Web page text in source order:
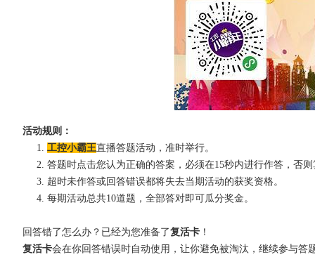
活动规则：
1. 工控小霸王直播答题活动，准时举行。
2. 答题时点击您认为正确的答案，必须在15秒内进行作答，否
3. 超时未作答或回答错误都将失去当期活动的获奖资格。
4. 每期活动总共10道题，全部答对即可瓜分奖金。
回答错了怎么办？已经为您准备了复活卡 ！
复活卡会在你回答错误时自动使用，让你避免被淘汰，继续参与答